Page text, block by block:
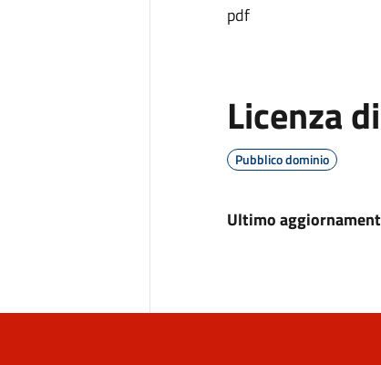
pdf
Licenza
Pubblico dominio
Ultimo